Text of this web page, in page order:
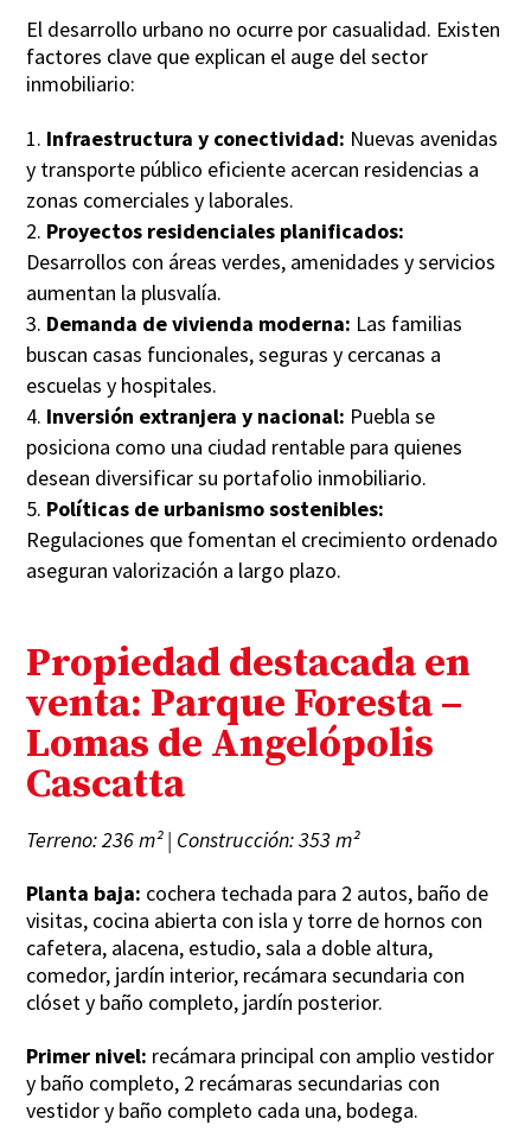
El desarrollo urbano no ocurre por casualidad. Existen
factores clave que explican el auge del sector
inmobiliario:
Infraestructura y conectividad: Nuevas avenidas
y transporte público eficiente acercan residencias a
zonas comerciales y laborales.
Proyectos residenciales planificados:
Desarrollos con áreas verdes, amenidades y servicios
aumentan la plusvalía.
Demanda de vivienda moderna: Las familias
buscan casas funcionales, seguras y cercanas a
escuelas y hospitales.
Inversión extranjera y nacional: Puebla se
posiciona como una ciudad rentable para quienes
desean diversificar su portafolio inmobiliario.
Políticas de urbanismo sostenibles:
Regulaciones que fomentan el crecimiento ordenado
aseguran valorización a largo plazo.
Propiedad destacada en
venta: Parque Foresta –
Lomas de Angelópolis
Cascatta
Terreno: 236 m² | Construcción: 353 m²
Planta baja: cochera techada para 2 autos, baño de
visitas, cocina abierta con isla y torre de hornos con
cafetera, alacena, estudio, sala a doble altura,
comedor, jardín interior, recámara secundaria con
clóset y baño completo, jardín posterior.
Primer nivel: recámara principal con amplio vestidor
y baño completo, 2 recámaras secundarias con
vestidor y baño completo cada una, bodega.